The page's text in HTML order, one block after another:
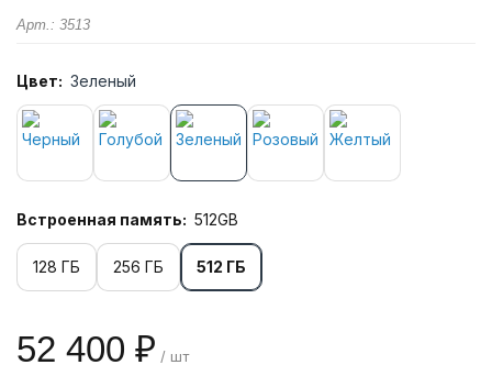
Арт.: 3513
Цвет: Зеленый
Встроенная память: 512GB
128 ГБ 256 ГБ 512 ГБ
52 400 ₽ / шт